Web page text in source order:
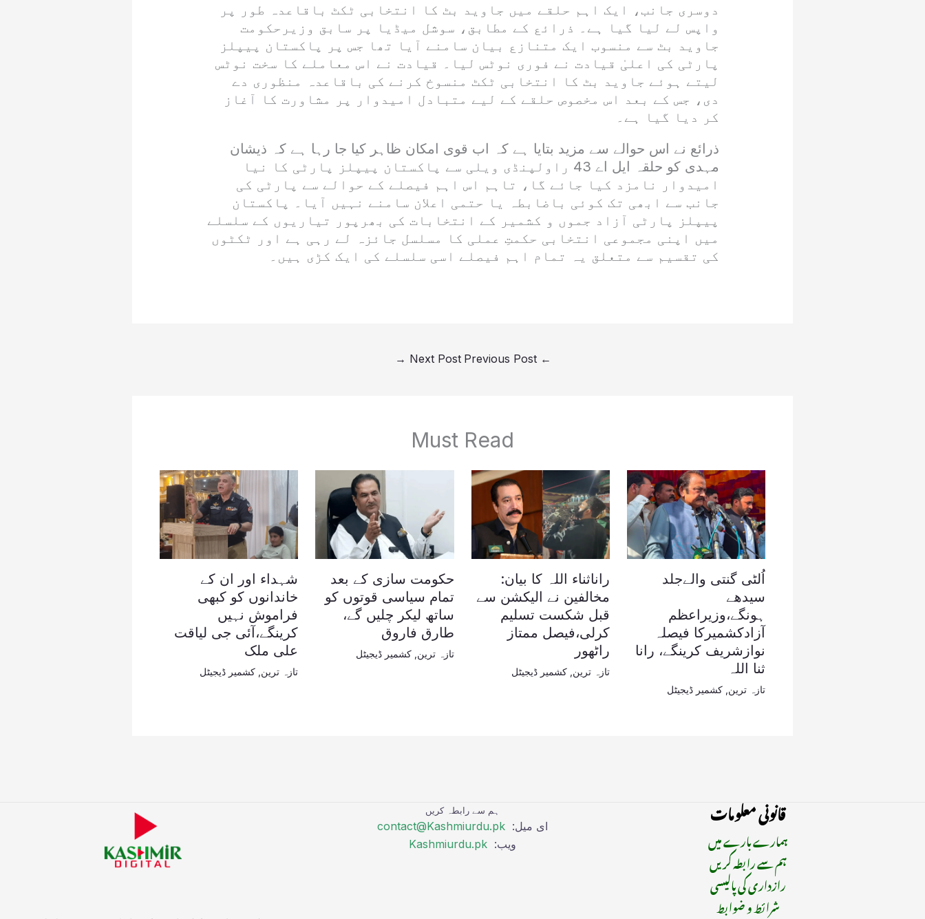
دوسری جانب، ایک اہم حلقے میں جاوید بٹ کا انتخابی ٹکٹ باقاعدہ طور پر
واپس لے لیا گیا ہے۔ ذرائع کے مطابق، سوشل میڈیا پر سابق وزیرحکومت
جاوید بٹ سے منسوب ایک متنازع بیان سامنے آیا تھا جس پر پاکستان پیپلز
پارٹی کی اعلیٰ قیادت نے فوری نوٹس لیا۔ قیادت نے اس معاملے کا سخت نوٹس
لیتے ہوئے جاوید بٹ کا انتخابی ٹکٹ منسوخ کرنے کی باقاعدہ منظوری دے
دی، جس کے بعد اس مخصوص حلقے کے لیے متبادل امیدوار پر مشاورت کا آغاز
کر دیا گیا ہے۔
ذرائع نے اس حوالے سے مزید بتایا ہے کہ اب قوی امکان ظاہر کیا جا رہا ہے کہ ذیشان
مہدی کو حلقہ ایل اے 43 راولپنڈی ویلی سے پاکستان پیپلز پارٹی کا نیا
امیدوار نامزد کیا جائے گا، تاہم اس اہم فیصلے کے حوالے سے پارٹی کی
جانب سے ابھی تک کوئی باضابطہ یا حتمی اعلان سامنے نہیں آیا۔ پاکستان
پیپلز پارٹی آزاد جموں و کشمیر کے انتخابات کی بھرپور تیاریوں کے سلسلے
میں اپنی مجموعی انتخابی حکمتِ عملی کا مسلسل جائزہ لے رہی ہے اور ٹکٹوں
کی تقسیم سے متعلق یہ تمام اہم فیصلے اسی سلسلے کی ایک کڑی ہیں۔
←
Next Post
→
Must Read
اُلٹی گنتی والےجلد
سیدھے
ہونگے،وزیراعظم
آزادکشمیرکا فیصلہ
نوازشریف کرینگے، رانا
ثنا اللہ
تازہ ترین کشمیر ڈیجیٹل
راناثناء اللہ کا بیان:
مخالفین نے الیکشن سے
قبل شکست تسلیم
کرلی،فیصل ممتاز
راٹھور
تازہ ترین ,کشمیر ڈیجیٹل
حکومت سازی کے بعد
تمام سیاسی قوتوں کو
ساتھ لیکر چلیں گے،
طارق فاروق
تازہ ترین ,کشمیر ڈیجیٹل
شہداء اور ان کے
خاندانوں کو کبھی
فراموش نہیں
کرینگے،آئی جی لیاقت
علی ملک
تازہ ترین کشمیر ڈیجیٹل
قانونی معلومات
ہمارے بارے میں
ہم سے رابطہ کریں
رازداری کی پالیسی
شرائط و ضوابط
ہم سے رابطہ کریں
ای میل: contact@Kashmiurdu.pk
ویب: Kashmiurdu.pk